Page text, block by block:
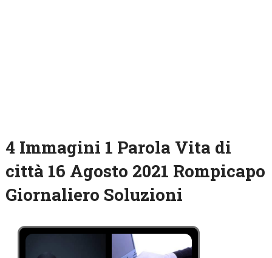
4 Immagini 1 Parola Vita di
città 16 Agosto 2021 Rompicapo
Giornaliero Soluzioni